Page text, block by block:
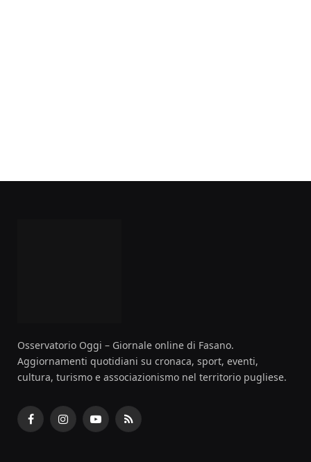
Osservatorio Oggi – Giornale online di Fasano.
Aggiornamenti quotidiani su cronaca, sport, eventi,
cultura, turismo e associazionismo nel territorio pugliese.
FacebookInstagramYouTubeRSS